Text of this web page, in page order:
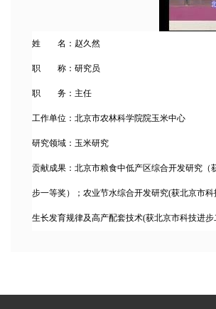
姓 名：赵久然
职 称：研究员
职 务：主任
工作单位：北京市农林科学院院玉米中心
研究领域：玉米研究
贡献成果：北京市粮食中低产区综合开发研究
步一等奖）；农业节水综合开发研究(获北京市
生长发育规律及高产配套技术(获北京市科技进